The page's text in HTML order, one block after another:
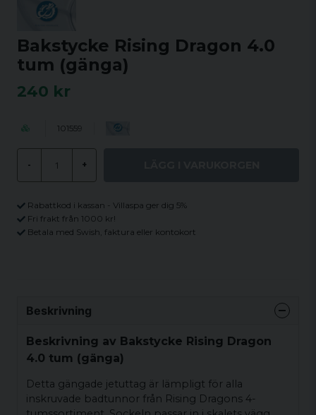
Bakstycke Rising Dragon 4.0
tum (gänga)
240 kr
101559
- +
Rabattkod i kassan - Villaspa ger dig 5%
Fri frakt från 1000 kr!
Betala med Swish, faktura eller kontokort
Beskrivning
Beskrivning av Bakstycke Rising Dragon
4.0 tum (gänga)
Detta gängade jetuttag är lämpligt för alla
inskruvade badtunnor från Rising Dragons 4-